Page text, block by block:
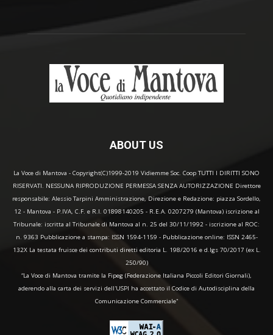
ABOUT US
La Voce di Mantova - Copyright(C)1999-2019 Vidiemme Soc. Coop TUTTI I DIRITTI SONO
RISERVATI. NESSUNA RIPRODUZIONE PERMESSA SENZA AUTORIZZAZIONE Direttore
responsabile: Alessio Tarpini Amministrazione, Direzione e Redazione: piazza Sordello,
12 - Mantova - P.IVA, C.F. e R.I. 01898140205 - R.E.A. 0207279 (Mantova) iscrizione al
Tribunale: iscritta al Tribunale di Mantova al n. 25 del 30/11/1992 - iscrizione al ROC:
n. 9363 Pubblicazione a stampa: ISSN 1594-1159 - Pubblicazione online: ISSN 2465-
132X La testata fruisce dei contributi diretti editoria L. 198/2016 e d.lgs 70/2017 (ex L.
250/90)
“La Voce di Mantova tramite la Fipeg (Federazione Italiana Piccoli Editori Giornali),
aderendo alla carta dei servizi dell'USPI ha accettato il Codice di Autodisciplina della
Comunicazione Commerciale"